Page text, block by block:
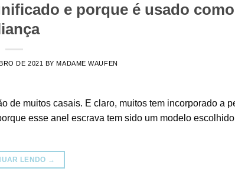
e porque é usado como
DE 2021 BYMADAME WAUFEN
de muitos casais. E claro, muitos tem incorporado a
esse anel escrava tem sido um modelo
LENDO →